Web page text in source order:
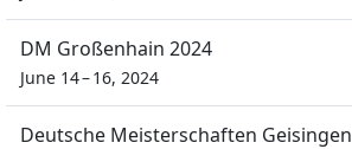
DM Großenhain 2024
June 14 – 16, 2024
Deutsche Meisterschaften Geisingen